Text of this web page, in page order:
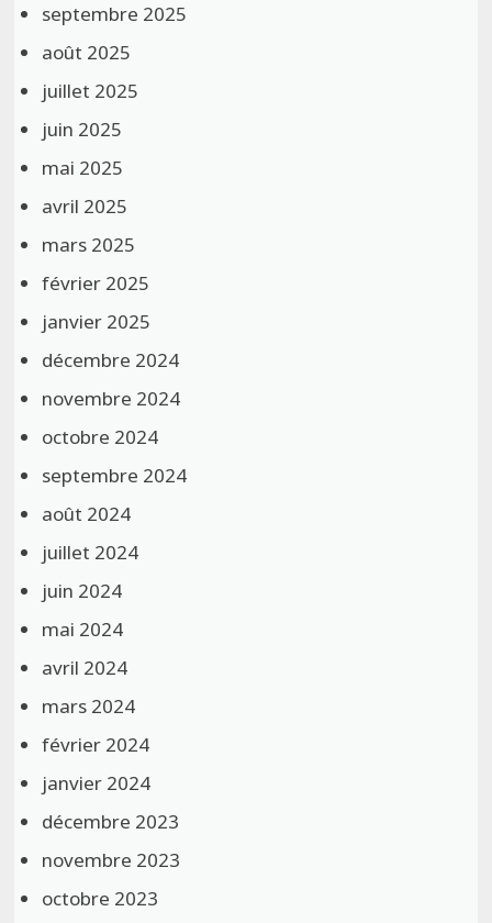
septembre 2025
août 2025
juillet 2025
juin 2025
mai 2025
avril 2025
mars 2025
février 2025
janvier 2025
décembre 2024
novembre 2024
octobre 2024
septembre 2024
août 2024
juillet 2024
juin 2024
mai 2024
avril 2024
mars 2024
février 2024
janvier 2024
décembre 2023
novembre 2023
octobre 2023